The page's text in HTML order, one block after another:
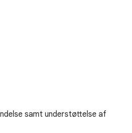
samt understøttelse af